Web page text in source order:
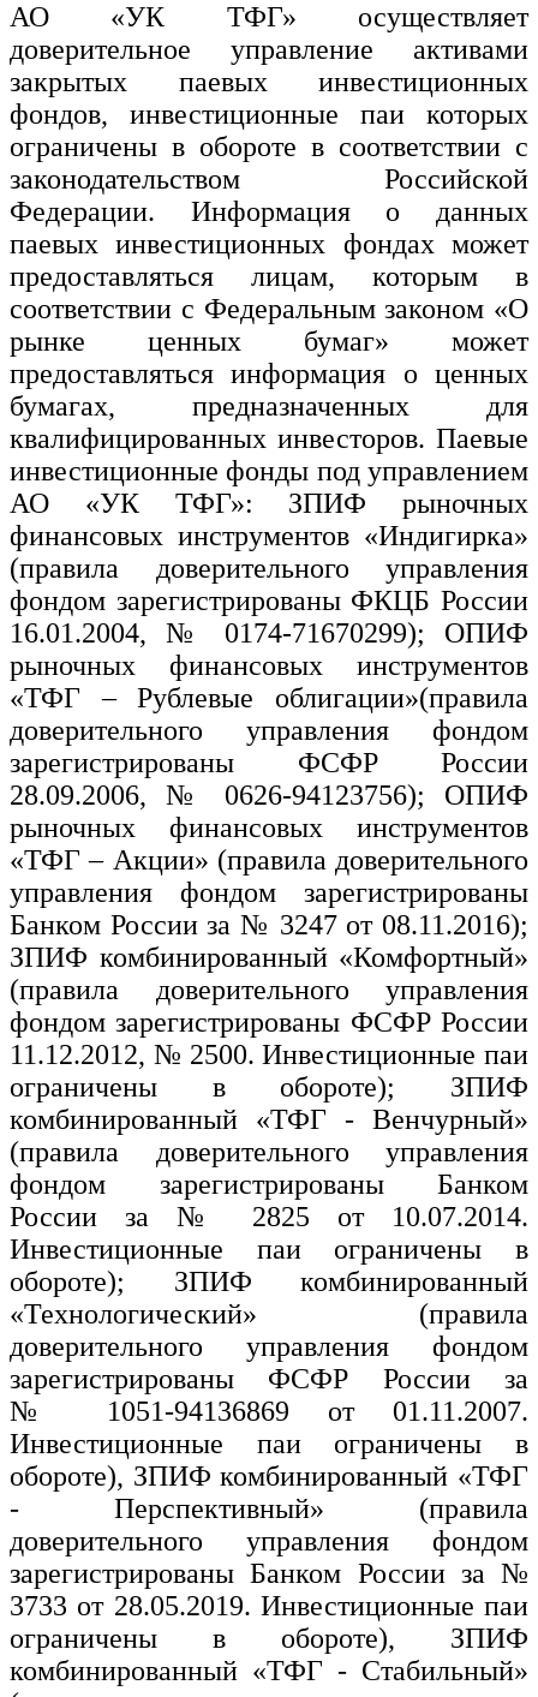
АО «УК ТФГ» осуществляет
доверительное управление активами
закрытых паевых инвестиционных
фондов, инвестиционные паи которых
ограничены в обороте в соответствии с
законодательством Российской
Федерации. Информация о данных
паевых инвестиционных фондах может
предоставляться лицам, которым в
соответствии с Федеральным законом «О
рынке ценных бумаг» может
предоставляться информация о ценных
бумагах, предназначенных для
квалифицированных инвесторов. Паевые
инвестиционные фонды под управлением
АО «УК ТФГ»: ЗПИФ рыночных
финансовых инструментов «Индигирка»
(правила доверительного управления
фондом зарегистрированы ФКЦБ России
16.01.2004, № 0174-71670299); ОПИФ
рыночных финансовых инструментов
«ТФГ – Рублевые облигации»(правила
доверительного управления фондом
зарегистрированы ФСФР России
28.09.2006, № 0626-94123756); ОПИФ
рыночных финансовых инструментов
«ТФГ – Акции» (правила доверительного
управления фондом зарегистрированы
Банком России за № 3247 от 08.11.2016);
ЗПИФ комбинированный «Комфортный»
(правила доверительного управления
фондом зарегистрированы ФСФР России
11.12.2012, № 2500. Инвестиционные паи
ограничены в обороте); ЗПИФ
комбинированный «ТФГ - Венчурный»
(правила доверительного управления
фондом зарегистрированы Банком
России за № 2825 от 10.07.2014.
Инвестиционные паи ограничены в
обороте); ЗПИФ комбинированный
«Технологический» (правила
доверительного управления фондом
зарегистрированы ФСФР России за
№ 1051-94136869 от 01.11.2007.
Инвестиционные паи ограничены в
обороте), ЗПИФ комбинированный «ТФГ
- Перспективный» (правила
доверительного управления фондом
зарегистрированы Банком России за №
3733 от 28.05.2019. Инвестиционные паи
ограничены в обороте), ЗПИФ
комбинированный «ТФГ - Стабильный»